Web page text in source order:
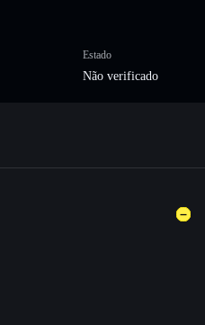
Estado
Não verificado